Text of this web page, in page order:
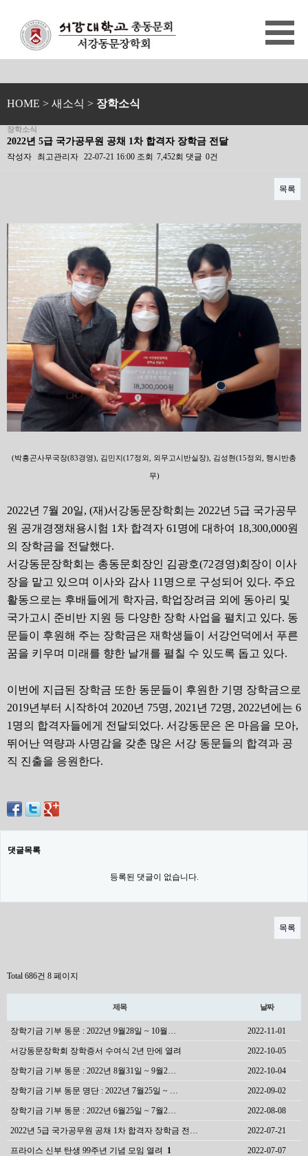
HOME > 새소식 > 장학소식
장학소식
2022년 5급 국가공무원 공채 1차 합격자 장학금 전달
작성자 최고관리자 22-07-21 16:00 조회 7,452회 댓글 0건
목록
본문
(박흥곤사무국장(83경영), 김민지 (17정외 , 외무고시반실장), 김성현(15정외 , 행시반총
무)
2022년 7월 20일, (재)서강동문장학회는 2022년 5급 국가공무
원 공개경쟁채용시험 1차 합격자 61명에 대하여 18,300,000원
의 장학금을 전달했다.
서강동문장학회는 총동문회장인 김광호(72경영)회장이 이사
장을 맡고 있으며 이사와 감사 11명으로 구성되어 있다. 주요
활동으로는 후배들에게 학자금, 학업장려금 외에 동아리 및
국가고시 준비반 지원 등 다양한 장학 사업을 펼치고 있다. 동
문들이 후원해 주는 장학금은 재학생들이 서강언덕에서 푸른
꿈을 키우며 미래를 향한 날개를 펼칠 수 있도록 돕고 있다.
이번에 지급된 장학금 또한 동문들이 후원한 기명 장학금으로
2019년부터 시작하여 2020년 75명, 2021년 72명, 2022년에는 6
1명의 합격자들에게 전달되었다. 서강동문은 온 마음을 모아,
뛰어난 역량과 사명감을 갖춘 많은 서강 동문들의 합격과 공
직 진출을 응원한다.
댓글목록
등록된 댓글이 없습니다.
목록
Total 686건 8 페이지
제목 날짜
장학기금 기부 동문 : 2022년 9월28일 ~ 10월… 2022-11-01
서강동문장학회 장학증서 수여식 2년 만에 열려 2022-10-05
장학기금 기부 동문 : 2022년 8월31일 ~ 9월2… 2022-10-04
장학기금 기부 동문 명단 : 2022년 7월25일 ~ … 2022-09-02
장학기금 기부 동문 : 2022년 6월25일 ~ 7월2… 2022-08-08
2022년 5급 국가공무원 공채 1차 합격자 장학금 전… 2022-07-21
프라이스 신부 탄생 99주년 기념 모임 열려 1 2022-07-07